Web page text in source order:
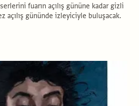
fuarın açılış gününe kadar gizli
açılış gününde izleyiciyle buluşacak.